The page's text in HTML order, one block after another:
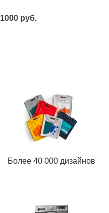
1000 руб.
Более 40 000 дизайнов